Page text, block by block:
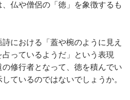
仏や僧侶の「徳」を象徴するも
における「蓋や椀のように見え
っているようだ」という表現
修行者となって、徳を積んでい
ているのではないでしょうか。